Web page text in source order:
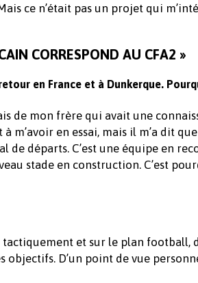
ce n’était pas un projet qui
CORRESPOND AU CFA2 »
en France et à Dunkerque.
de mon frère qui avait une
en essai, mais il m’a dit
départs. C’est une équipe en
stade en construction. C’est
tactiquement et sur le plan football,
D’un point de vue